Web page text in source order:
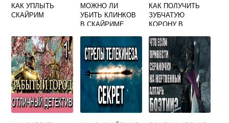
КАК УПЛЫТЬ
СКАЙРИМ
МОЖНО ЛИ
УБИТЬ КЛИНКОВ
В СКАЙРИМЕ
КАК ПОЛУЧИТЬ
ЗУБЧАТУЮ
КОРОНУ В